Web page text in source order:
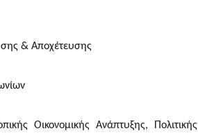
& Αποχέτευσης
Οικονομικής Ανάπτυξης, Πολιτικής